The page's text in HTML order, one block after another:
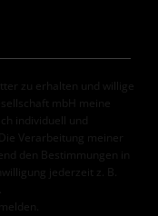
zu erhalten und willige
mbH meine
individuell und
Verarbeitung meiner
den Bestimmungen in
jederzeit z. B.